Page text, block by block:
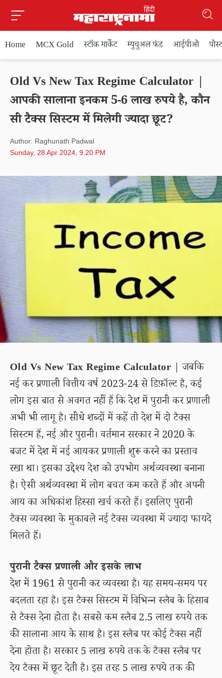
Home MCX Gold स्टॉक मार्केट म्युचुअल फंड आईपीओ
Old Vs New Tax Regime Calculator |
आपकी सालाना इनकम 5-6 लाख रुपये है, कौन
सी टैक्स सिस्टम में मिलेगी ज्यादा छूट?
Author: Raghunath Padwal
Sunday, 28 Apr 2024, 9.20 PM
Old Vs New Tax Regime Calculator | जबकि
नई कर प्रणाली वित्तीय वर्ष 2023-24 से डिफ़ॉल्ट है, कई
लोग इस बात से अवगत नहीं हैं कि देश में पुरानी कर प्रणाली
अभी भी लागू है। सीधे शब्दों में कहें तो देश में दो टैक्स
सिस्टम हैं, नई और पुरानी। वर्तमान सरकार ने 2020 के
बजट में देश में नई आयकर प्रणाली शुरू करने का प्रस्ताव
रखा था। इसका उद्देश्य देश को उपभोग अर्थव्यवस्था बनाना
है। ऐसी अर्थव्यवस्था में लोग बचत कम करते हैं और अपनी
आय का अधिकांश हिस्सा खर्च करते हैं। इसलिए पुरानी
टैक्स व्यवस्था के मुकाबले नई टैक्स व्यवस्था में ज्यादा फायदे
मिलते हैं।
पुरानी टैक्स प्रणाली और इसके लाभ
देश में 1961 से पुरानी कर व्यवस्था है। यह समय-समय पर
बदलता रहा है। इस टैक्स सिस्टम में विभिन्न स्लैब के हिसाब
से टैक्स देना होता है। सबसे कम स्लैब 2.5 लाख रुपये तक
की सालाना आय के साथ है। इस स्लैब पर कोई टैक्स नहीं
देना होता है। सरकार 5 लाख रुपये तक के टैक्स स्लैब पर
देय टैक्स में छूट देती है। इस तरह 5 लाख रुपये तक की